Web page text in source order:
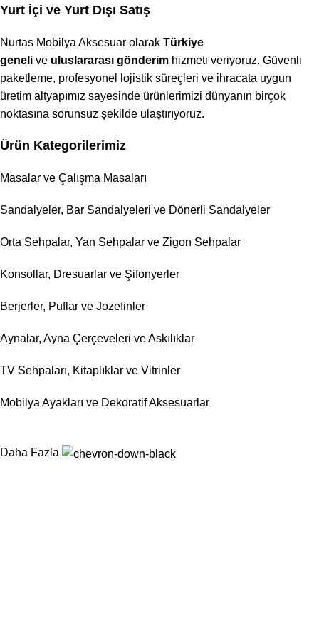
Yurt İçi ve Yurt Dışı Satış
Nurtas Mobilya Aksesuar olarak Türkiye
geneli ve uluslararası gönderim hizmeti veriyoruz. Güvenli
paketleme, profesyonel lojistik süreçleri ve ihracata uygun
üretim altyapımız sayesinde ürünlerimizi dünyanın birçok
noktasına sorunsuz şekilde ulaştırıyoruz.
Ürün Kategorilerimiz
Masalar ve Çalışma Masaları
Sandalyeler, Bar Sandalyeleri ve Dönerli Sandalyeler
Orta Sehpalar, Yan Sehpalar ve Zigon Sehpalar
Konsollar, Dresuarlar ve Şifonyerler
Berjerler, Puflar ve Jozefinler
Aynalar, Ayna Çerçeveleri ve Askılıklar
TV Sehpaları, Kitaplıklar ve Vitrinler
Mobilya Ayakları ve Dekoratif Aksesuarlar
Daha Fazla